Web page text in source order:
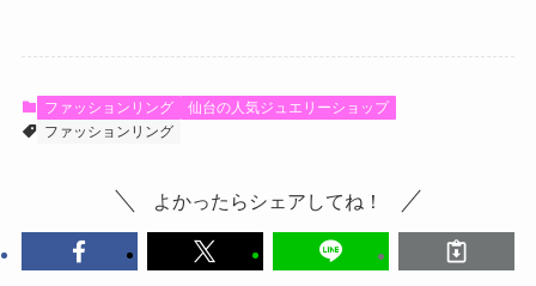
ファッションリング
仙台の人気ジュエリーショップ
ファッションリング
よかったらシェアしてね！